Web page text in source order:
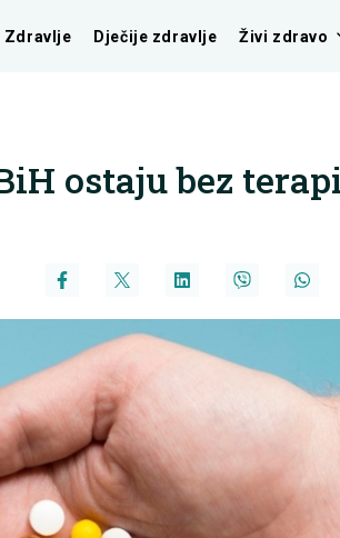
Zdravlje Dječije zdravlje Živi zdravo
ostaju bez